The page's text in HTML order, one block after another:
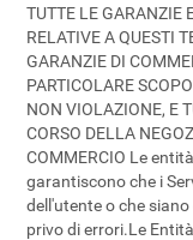
TUTTE LE GARANZIE
RELATIVE A QUESTI
GARANZIE DI
PARTICOLARE
NON VIOLAZIONE, E
CORSO DELLA
COMMERCIO Le
garantiscono che i
dell'utente o che
privo di errori.Le